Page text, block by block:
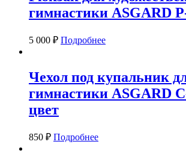
гимнастики ASGARD
5 000 ₽ Подробнее
Чехол под купальник
гимнастики ASGARD
цвет
850 ₽ Подробнее